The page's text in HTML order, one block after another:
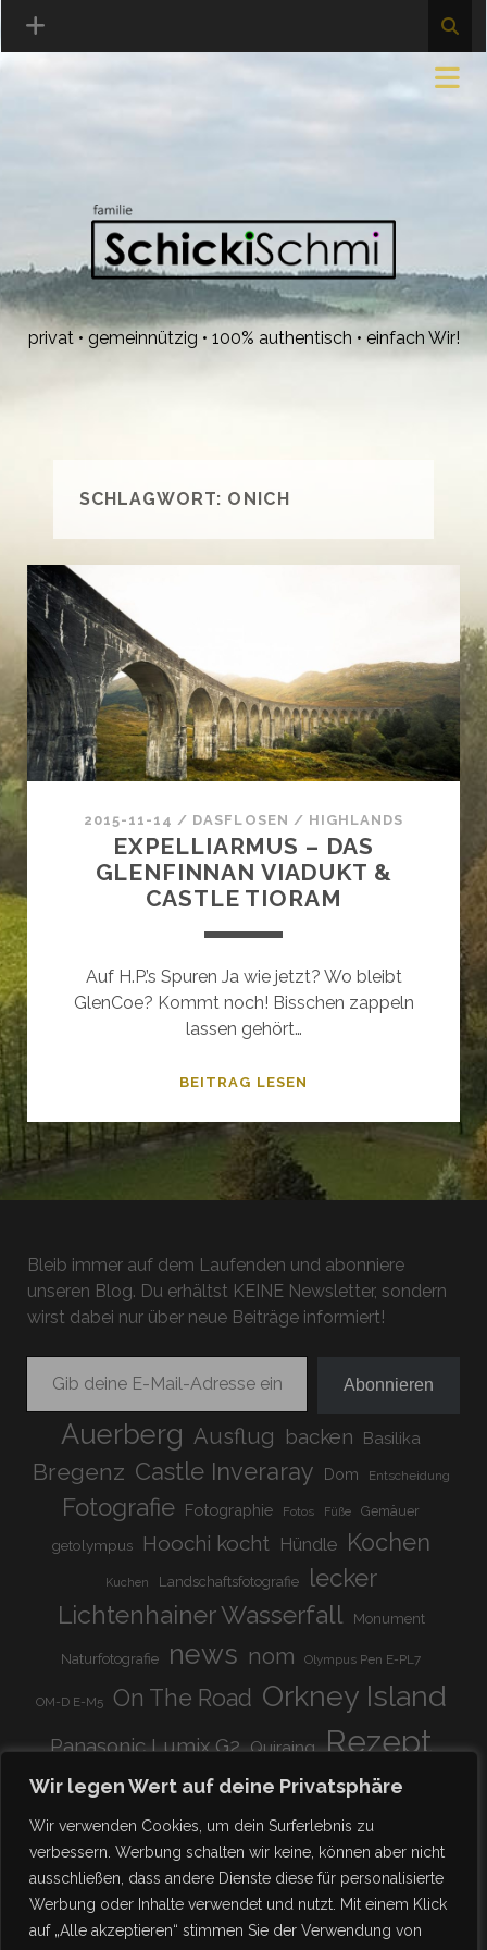
Wir legen Wert auf deine Privatsphäre
Wir verwenden Cookies, um dein Surferlebnis zu
verbessern. Werbung schalten wir keine, können aber nicht
ausschließen, dass andere Dienste diese für personalisierte
Werbung oder Inhalte verwendet und nutzt. Mit einem Klick
auf „Alle akzeptieren“ stimmen Sie der Verwendung von
privat • gemeinnützig • 100% authentisch • einfach Wir!
SCHLAGWORT: ONICH
2015-11-14 / DASFLOSEN / HIGHLANDS
EXPELLIARMUS – DAS
GLENFINNAN VIADUKT &
CASTLE TIORAM
Auf H.P.’s Spuren Ja wie jetzt? Wo bleibt
GlenCoe? Kommt noch! Bisschen zappeln
lassen gehört…
BEITRAG LESEN
VIADUKT
TIORAM
Bleib immer auf dem Laufenden und abonniere
unseren Blog. Du erhältst KEINE Newsletter, sondern
wirst dabei nur über neue Beiträge informiert!
Gib deine E-Mail-Adresse ein ...
Abonnieren
Auerberg Ausflug backen Basilika
Bregenz Castle Inveraray Dom Entscheidung
Fotografie Fotographie Fotos Füße Gemäuer
getolympus Hoochi kocht Hündle Kochen
Kuchen Landschaftsfotografie lecker
Lichtenhainer Wasserfall Monument
Naturfotografie news nom Olympus Pen E-PL7
OM-D E-M5 On The Road Orkney Island
Panasonic Lumix G2 Quiraing Rezept
Rundreise schnell & einfach Scotland
Stadion super lecker Systemkamera
vegetarisch Viadukt weitnau woooohoooo!!!!
zu Hause ♥